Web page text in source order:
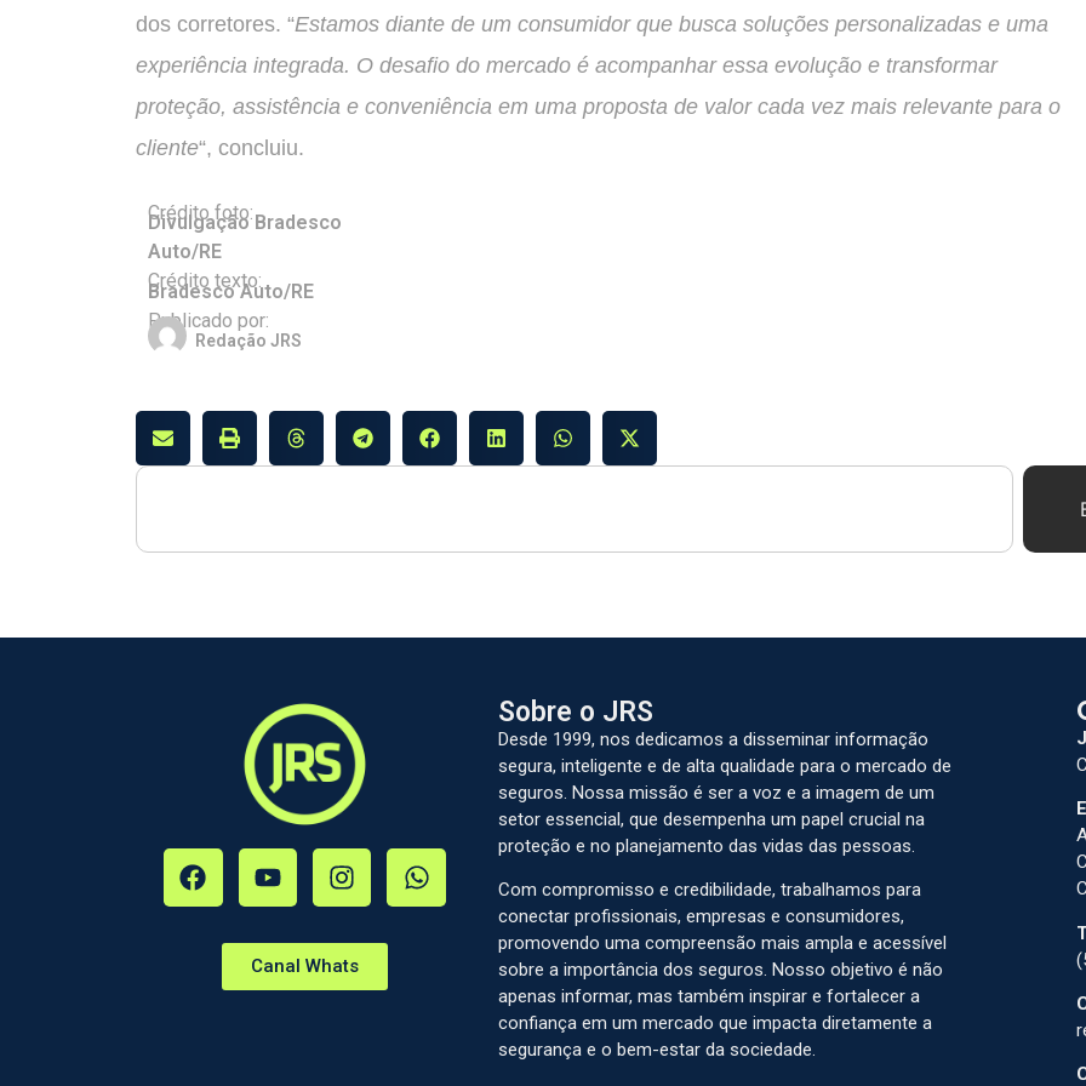
dos corretores. “Estamos diante de um consumidor que busca soluções personalizadas e uma
experiência integrada. O desafio do mercado é acompanhar essa evolução e transformar
proteção, assistência e conveniência em uma proposta de valor cada vez mais relevante para o
cliente“, concluiu.
Crédito foto:
Divulgação Bradesco
Auto/RE
Crédito texto:
Bradesco Auto/RE
Publicado por:
Redação JRS
Canal Whats
Sobre o JRS
Desde 1999, nos dedicamos a disseminar informação
segura, inteligente e de alta qualidade para o mercado de
seguros. Nossa missão é ser a voz e a imagem de um
setor essencial, que desempenha um papel crucial na
proteção e no planejamento das vidas das pessoas.
Com compromisso e credibilidade, trabalhamos para
conectar profissionais, empresas e consumidores,
promovendo uma compreensão mais ampla e acessível
sobre a importância dos seguros. Nosso objetivo é não
apenas informar, mas também inspirar e fortalecer a
confiança em um mercado que impacta diretamente a
segurança e o bem-estar da sociedade.